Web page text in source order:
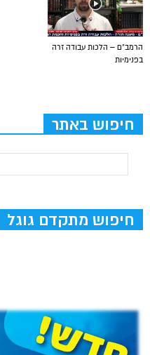
הרמב”ם – הלכות עבודה זרה
בפנימיות
חיפוש באתר
חיפוש מתקדם גוגל